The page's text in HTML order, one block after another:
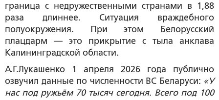
граница с недружественными странами в 1,88
раза длиннее. Ситуация враждебного
полуокружения. При этом Белорусский
плацдарм — это прикрытие с тыла анклава
Калининградской области.
А.Г.Лукашенко 1 апреля 2026 года публично
озвучил данные по численности ВС Беларуси: «У
нас под ружьём 70 тысяч сегодня. Всего под 100